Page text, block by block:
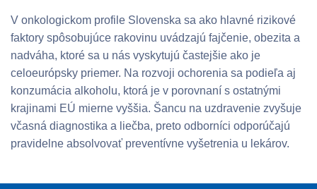
V onkologickom profile Slovenska sa ako hlavné rizikové
faktory spôsobujúce rakovinu uvádzajú fajčenie, obezita a
nadváha, ktoré sa u nás vyskytujú častejšie ako je
celoeurópsky priemer. Na rozvoji ochorenia sa podieľa aj
konzumácia alkoholu, ktorá je v porovnaní s ostatnými
krajinami EÚ mierne vyššia. Šancu na uzdravenie zvyšuje
včasná diagnostika a liečba, preto odborníci odporúčajú
pravidelne absolvovať preventívne vyšetrenia u lekárov.